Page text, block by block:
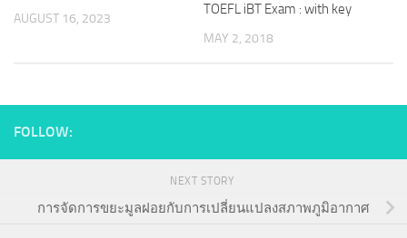
AUGUST 16, 2023
TOEFL iBT Exam : with key
MAY 2, 2018
FOLLOW:
NEXT STORY
การจัดการขยะมูลฝอยกับการเปลี่ยนแปลงสภาพภูมิอากาศ